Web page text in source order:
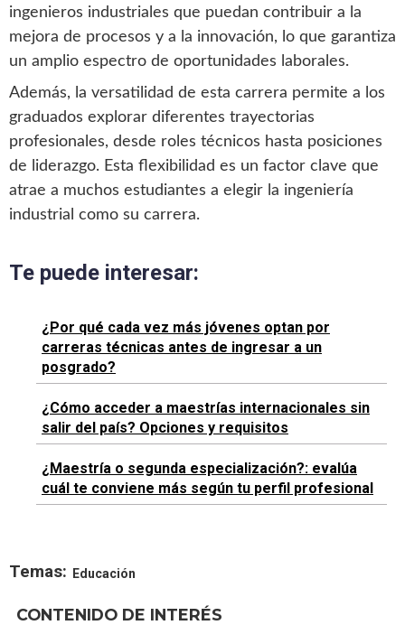
ingenieros industriales que puedan contribuir a la
mejora de procesos y a la innovación, lo que garantiza
un amplio espectro de oportunidades laborales.
Además, la versatilidad de esta carrera permite a los
graduados explorar diferentes trayectorias
profesionales, desde roles técnicos hasta posiciones
de liderazgo. Esta flexibilidad es un factor clave que
atrae a muchos estudiantes a elegir la ingeniería
industrial como su carrera.
Te puede interesar:
¿Por qué cada vez más jóvenes optan por
carreras técnicas antes de ingresar a un
posgrado?
¿Cómo acceder a maestrías internacionales sin
salir del país? Opciones y requisitos
¿Maestría o segunda especialización?: evalúa
cuál te conviene más según tu perfil profesional
Temas: Educación
CONTENIDO DE INTERÉS